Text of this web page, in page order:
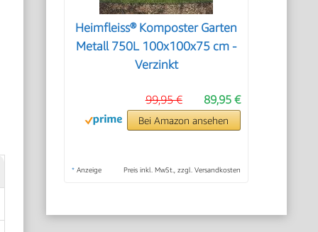
Heimfleiss® Komposter Garten
Metall 750L 100x100x75 cm -
Verzinkt
89,95 €
99,95 €
Bei Amazon ansehen
* Anzeige Preis inkl. MwSt., zzgl. Versandkosten